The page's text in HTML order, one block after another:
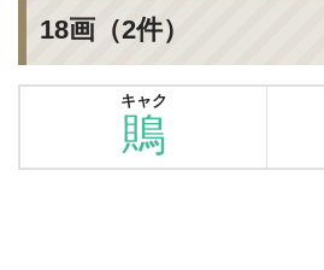
18画（2件）
鵙
キャク